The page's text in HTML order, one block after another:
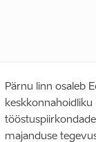
Pärnu linn osaleb
majanduse